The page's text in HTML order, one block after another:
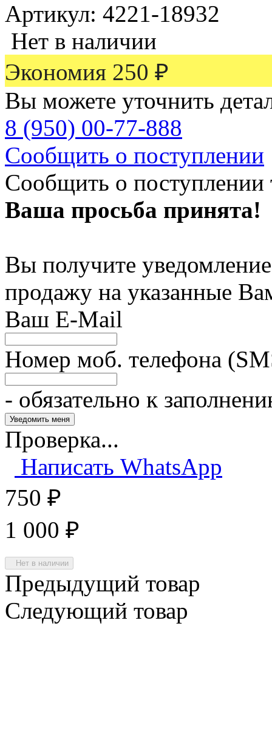
Артикул: 4221-18932
Нет в наличии
Экономия 250 ₽
Вы можете уточнить
8 (950) 00-77-888
Сообщить о поступлении
Сообщить о поступлении
Ваша просьба принята!
Вы получите
продажу на указанные
Ваш E-Mail
Номер моб. телефона
- обязательно к
Проверка...
Написать WhatsApp
750 ₽
1 000 ₽
Нет в наличии
Предыдущий товар
Следующий товар